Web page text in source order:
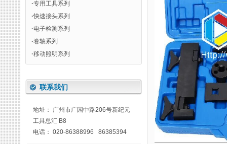
·专用工具系列
·快速接头系列
·电子检测系列
·卷轴系列
·移动照明系列
联系我们
地址： 广州市广园中路206号新纪元
工具总汇 B8
电话： 020-86388996 86385394